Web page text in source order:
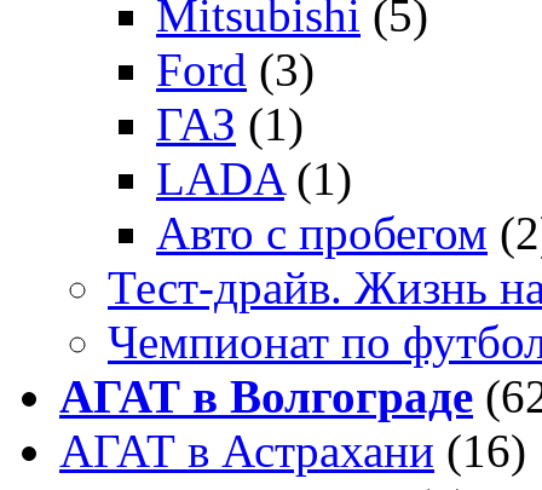
Mitsubishi (5)
Ford (3)
ГАЗ (1)
LADA (1)
Авто с пробегом
Тест-драйв. Жизнь
Чемпионат по
АГАТ в Волгограде
АГАТ в Астрахани (16)